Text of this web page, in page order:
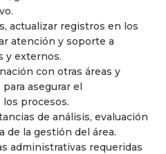
actualizar registros en los
atención y soporte a
y externos.
con otras áreas y
asegurar el
procesos.
de análisis, evaluación
de la gestión del área.
administrativas requeridas